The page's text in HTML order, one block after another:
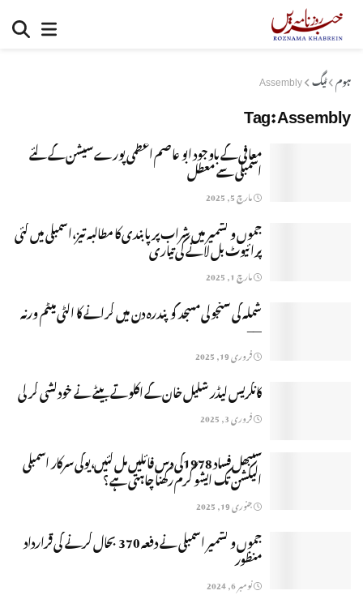
ہوم ٹیگ Assembly
Tag:Assembly
معافی کے باوجود ابو عاصم اعظمی پورے سیشن کے لئے
اسمبلی سے معطل
مارچ 5, 2025
جموں و کشمیر میں شراب پر پابندی کا مطالبہ تیز،اسمبلی میں کئی
پرائیوٹ بل لانے کی تیاری
مارچ 1, 2025
شملہ کی سنجولی مسجد کو پندرہ دن میں گرانے کا الٹی میٹم ورنہ
—–
فروری 19, 2025
کانگریس لیڈر شکیل خان کے اکلوتے بیٹے نے خودکشی کر لی
فروری 3, 2025
سنبھل فساد 1978کی دس فائلیں مل گئیں،یوگی سرکار اسمبلی
الیکشن تک ایشو گرم رکھنا چاہتی ہے؟
جنوری 19, 2025
جموں و کشمیر اسمبلی نے دفعہ 370 بحال کرنے کی قرارداد
منظور
نومبر 6, 2024